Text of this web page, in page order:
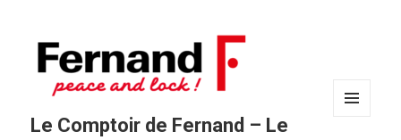
Le Comptoir de Fernand – Le